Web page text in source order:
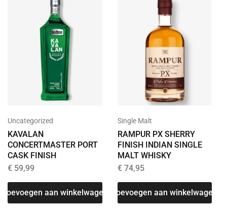
Uncategorized
KAVALAN
CONCERTMASTER PORT
CASK FINISH
€ 59,99
Toevoegen aan winkelwagen
Single Malt
RAMPUR PX SHERRY
FINISH INDIAN SINGLE
MALT WHISKY
€74,95
Toevoegen aan winkelwagen